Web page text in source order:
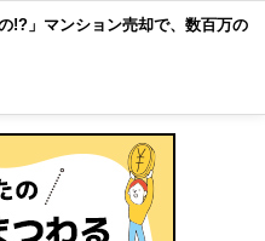
!?」マンション売却で、数百万の